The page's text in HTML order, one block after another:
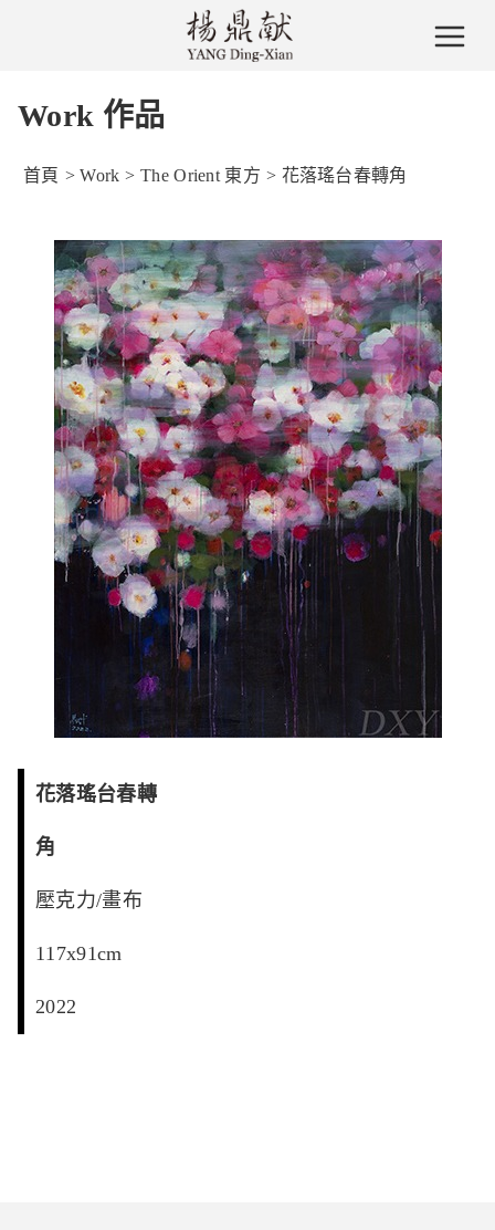
Work 作品
首頁 >Work >The Orient 東方 > 花落瑤台春轉角
花落瑤台春轉
角
壓克力/畫布
117x91cm
2022